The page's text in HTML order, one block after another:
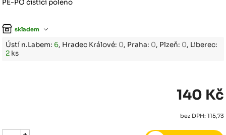
PE-PO čistící poleno
skladem
Ústí n.Labem: 6, Hradec Králové: 0, Praha: 0, Plzeň: 0, Liberec:
2 ks
140 Kč
bez DPH: 115,73